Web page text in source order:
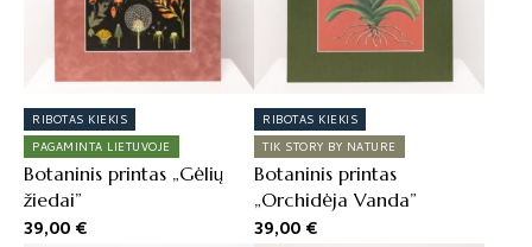
RIBOTAS KIEKIS
PAGAMINTA LIETUVOJE
Botaninis printas „Gėlių
žiedai”
39,00€
RIBOTAS KIEKIS
TIK STORY BY NATURE
Botaninis printas
„Orchidėja Vanda”
39,00€